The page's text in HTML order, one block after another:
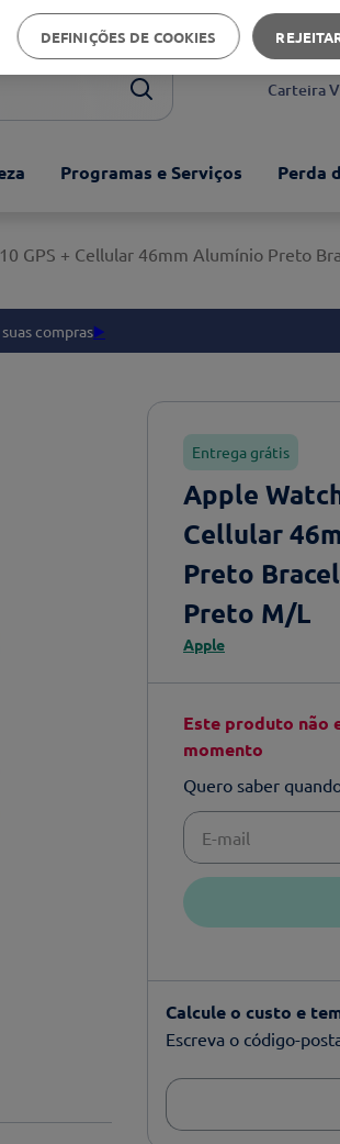
Carteira
Programas e Serviços Perda
GPS + Cellular 46mm Alumínio Preto
compras▶️
Entrega grátis
Apple
Cellular
Preto
Preto M/L
Apple
Este produto não
momento
Quero saber
Calcule o custo e
Escreva o código-
DEFINIÇÕES DE COOKIES